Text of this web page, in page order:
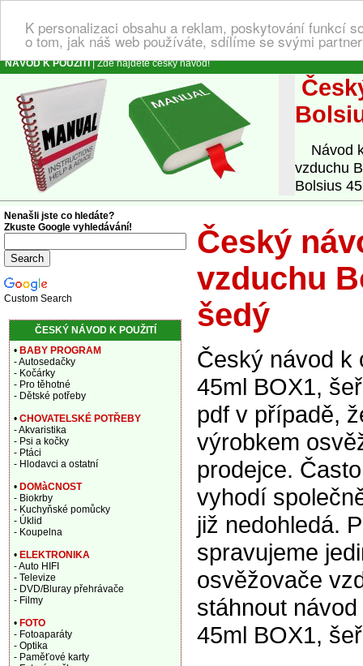
K personalizaci obsahu a reklam, poskytování funkcí
o tom, jak náš web používáte, sdílíme se svými
NÁVOD K POUŽITÍ| Zde najdete český návod!
Návod k
vzduchu
Bolsius
Český
vzduchu
šedý
Český návod k
45ml BOX1,
pdf v případě,
výrobkem
prodejce.
vyhodí
již nedohledá.
spravujeme
osvěžovače
stáhnout
45ml BOX1,
Nenašli jste co hledáte?
Zkuste Google vyhledávání!
Custom Search
ČESKÝ NÁVOD K POUŽITÍ
• BABY PROGRAM
- Autosedačky
- Kočárky
- Pro těhotné
- Dětské potřeby
• CHOVATELSKÉ POTŘEBY
- Akvaristika
- Psi a kočky
- Ptáci
- Hlodavci a ostatní
• DOMàCNOST
- Biokrby
- Kuchyňské pomůcky
- Úklid
- Koupelna
• ELEKTRONIKA
- Auto HIFI
- Televize
- DVD/Bluray přehrávače
- Filmy
• FOTO
- Fotoaparáty
- Optika
- Paměťové karty